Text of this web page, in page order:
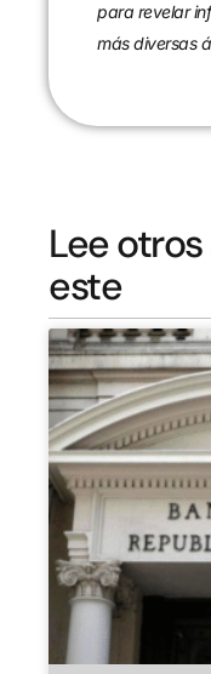
para revelar
más diversas
Lee
este